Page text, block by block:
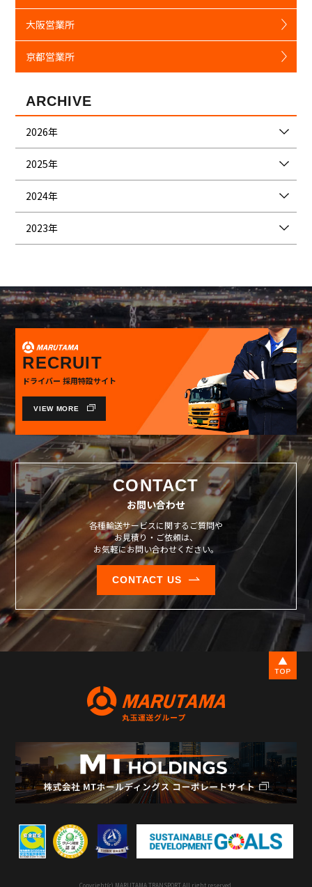
大阪営業所
京都営業所
ARCHIVE
2026年
2025年
2024年
2023年
RECRUIT
ドライバー 採用特設サイト
VIEW MORE
CONTACT
お問い合わせ
各種輸送サービスに関するご質問や
お見積り・ご依頼は、
お気軽にお問い合わせください。
CONTACT US
Copyright(c) MARUTAMA TRANSPORT All right reserved.